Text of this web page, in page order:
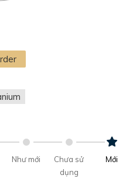
Như mới
Chưa sử
dụng
Mới